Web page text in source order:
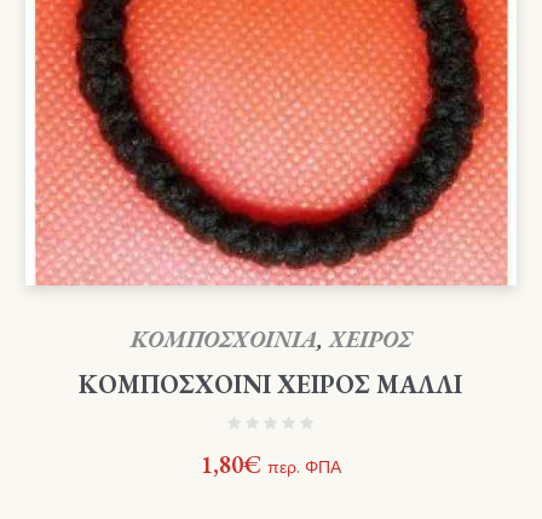
ΚΟΜΠΟΣΧΟΙΝΙΑ,ΧΕΙΡΟΣ
ΚΟΜΠΟΣΧΟΙΝΙ ΧΕΙΡΟΣ ΜΑΛΛΙ
1,80€ περ. ΦΠΑ